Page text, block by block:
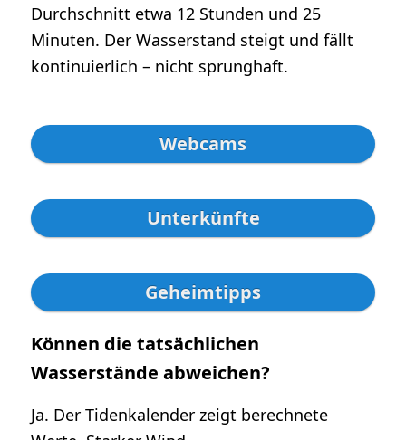
Durchschnitt etwa 12 Stunden und 25
Minuten. Der Wasserstand steigt und fällt
kontinuierlich – nicht sprunghaft.
Webcams
Unterkünfte
Geheimtipps
Können die tatsächlichen
Wasserstände abweichen?
Ja. Der Tidenkalender zeigt berechnete